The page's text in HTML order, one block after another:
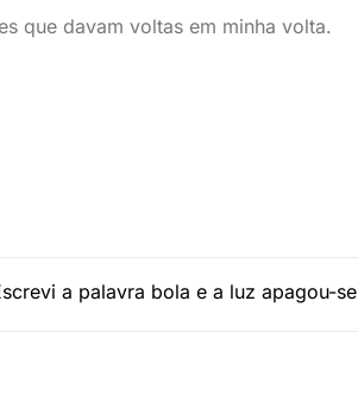
que davam voltas em minha volta.
a palavra bola e a luz apagou-se